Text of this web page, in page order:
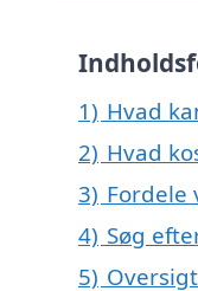
1) Hvad
2) Hvad
3) Fordele
4) Søg
5)